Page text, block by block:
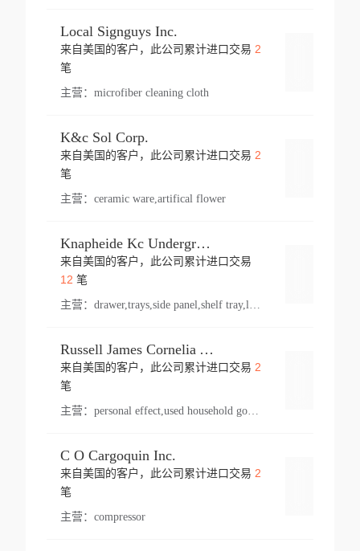
Local Signguys Inc.
来自美国的客户，此公司累计进口交易 2
笔
主营： microfiber cleaning cloth
K&c Sol Corp.
来自美国的客户，此公司累计进口交易 2
笔
主营： ceramic ware,artifical flower
Knapheide Kc Underground
来自美国的客户，此公司累计进口交易
12 笔
主营：
Russell James Cornelia Arlington Va
来自美国的客户，此公司累计进口交易 2
笔
主营： personal effect,used household goods
C O Cargoquin Inc.
来自美国的客户，此公司累计进口交易 2
笔
主营： compressor